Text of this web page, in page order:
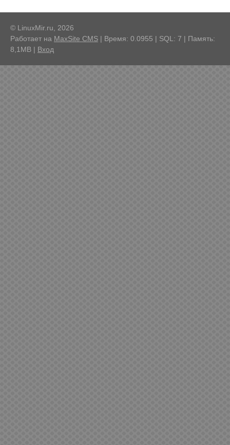
© LinuxMir.ru, 2026
Работает на MaxSite CMS | Время: 0.0955 | SQL: 7 | Память:
8,1MB | Вход